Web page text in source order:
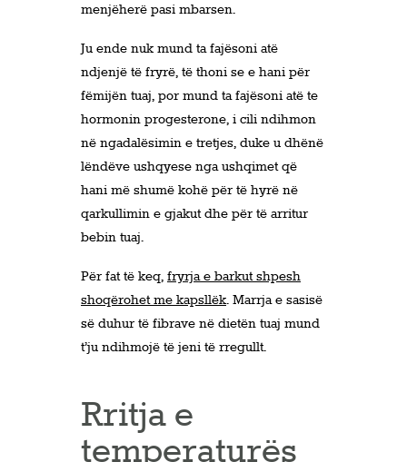
menjëherë pasi mbarsen.
Ju ende nuk mund ta fajësoni atë
ndjenjë të fryrë, të thoni se e hani për
fëmijën tuaj, por mund ta fajësoni atë te
hormonin progesterone, i cili ndihmon
në ngadalësimin e tretjes, duke u dhënë
lëndëve ushqyese nga ushqimet që
hani më shumë kohë për të hyrë në
qarkullimin e gjakut dhe për të arritur
bebin tuaj.
Për fat të keq, fryrja e barkut shpesh
shoqërohet me kapsllëk. Marrja e sasisë
së duhur të fibrave në dietën tuaj mund
t’ju ​​ndihmojë të jeni të rregullt.
Rritja e
temperaturës